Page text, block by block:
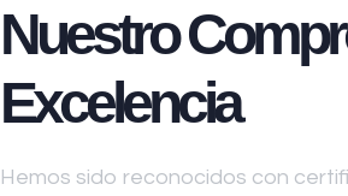
Nuestro
Excelencia
Hemos sido reconocidos con